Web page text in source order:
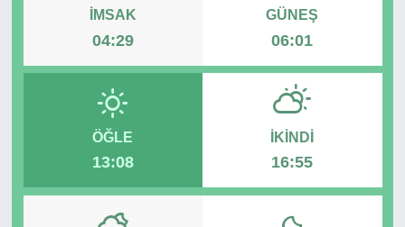
İMSAK
04:29
GÜNEŞ
06:01
ÖĞLE
13:08
İKINDI
16:55